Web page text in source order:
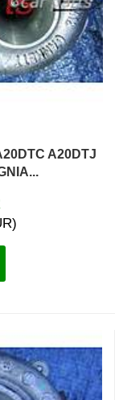
A20DTJ